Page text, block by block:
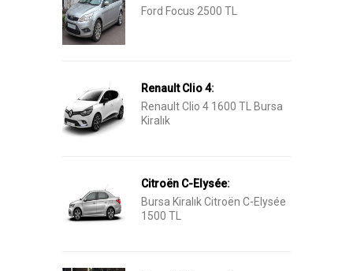
Ford Focus 2500 TL
Renault Clio 4:
Renault Clio 4 1600 TL Bursa
Kiralık
Citroën C-Elysée:
Bursa Kiralık Citroën C-Elysée
1500 TL